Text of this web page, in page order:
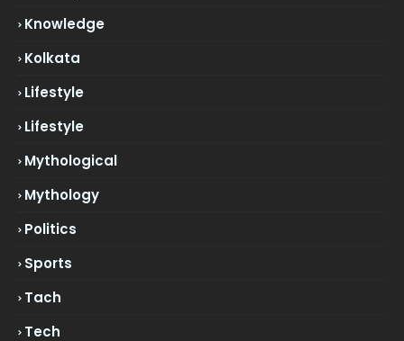
Knowledge
Kolkata
Lifestyle
Lifestyle
Mythological
Mythology
Politics
Sports
Tach
Tech